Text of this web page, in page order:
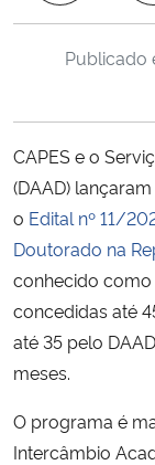
Ministério da Ciência,
Ministério do Meio
Ministério do Turismo
Ministério do
Controladoria-Geral da
Publicado
CAPES e o
(DAAD)
o Edital nº 11/
Doutorado na
conhecido como
concedidas até
até 35 pelo
meses.
O programa é
Intercâmbio